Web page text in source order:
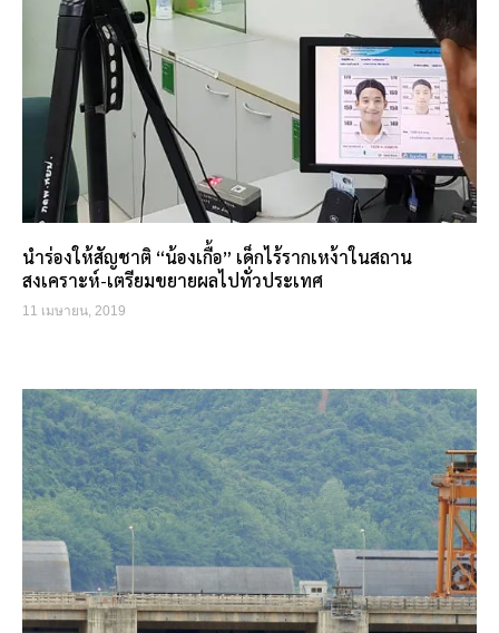
นำร่องให้สัญชาติ “น้องเกื้อ” เด็กไร้รากเหง้าในสถาน
สงเคราะห์-เตรียมขยายผลไปทั่วประเทศ
11 เมษายน, 2019